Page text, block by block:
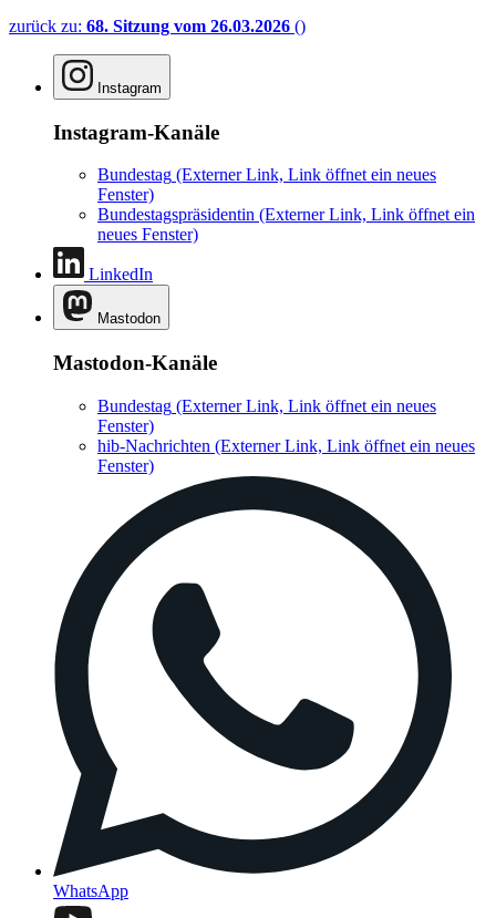
zurück zu: 68. Sitzung vom 26.03.2026 ()
Instagram
Instagram-Kanäle
Bundestag (Externer Link, Link öffnet ein neues
Fenster)
Bundestagspräsidentin (Externer Link, Link öffnet ein
neues Fenster)
LinkedIn
Mastodon
Mastodon-Kanäle
Bundestag (Externer Link, Link öffnet ein neues
Fenster)
hib-Nachrichten (Externer Link, Link öffnet ein neues
Fenster)
WhatsApp